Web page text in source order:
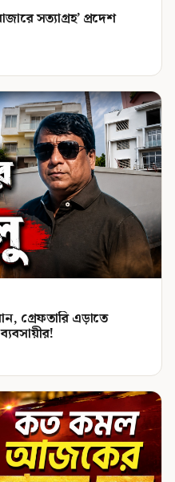
সত্যাগ্রহ’ প্রদেশ
গ্রেফতারি এড়াতে